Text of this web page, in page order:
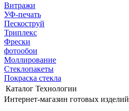
Витражи
УФ-печать
Пескоструй
Триплекс
Фрески
фотообои
Моллирование
Стеклопакеты
Покраска стекла
Каталог Технологии
Интернет-магазин готовых изделий